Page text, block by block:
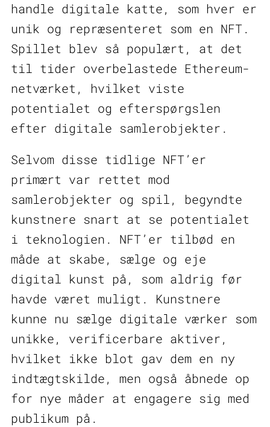
handle digitale katte, som hver er
unik og repræsenteret som en NFT.
Spillet blev så populært, at det
til tider overbelastede Ethereum-
netværket, hvilket viste
potentialet og efterspørgslen
efter digitale samlerobjekter.
Selvom disse tidlige NFT’er
primært var rettet mod
samlerobjekter og spil, begyndte
kunstnere snart at se potentialet
i teknologien. NFT’er tilbød en
måde at skabe, sælge og eje
digital kunst på, som aldrig før
havde været muligt. Kunstnere
kunne nu sælge digitale værker som
unikke, verificerbare aktiver,
hvilket ikke blot gav dem en ny
indtægtskilde, men også åbnede op
for nye måder at engagere sig med
publikum på.